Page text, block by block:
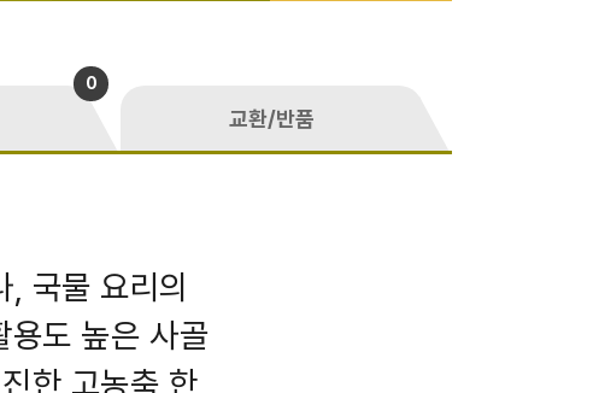
0
교환/반품
국물 요리의
용도 높은 사골
한 고농축 한